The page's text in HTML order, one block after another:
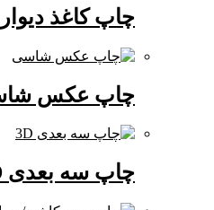
چاپ کاغذ دیواری
چاپ عکس شاسی
چاپ سه بعدی 3D